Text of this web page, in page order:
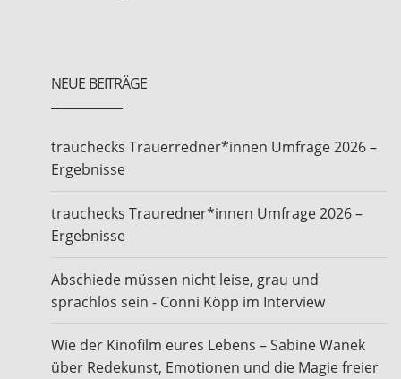
NEUE BEITRÄGE
trauchecks Trauerredner*innen Umfrage 2026 –
Ergebnisse
trauchecks Trauredner*innen Umfrage 2026 –
Ergebnisse
Abschiede müssen nicht leise, grau und
sprachlos sein - Conni Köpp im Interview
Wie der Kinofilm eures Lebens – Sabine Wanek
über Redekunst, Emotionen und die Magie freier